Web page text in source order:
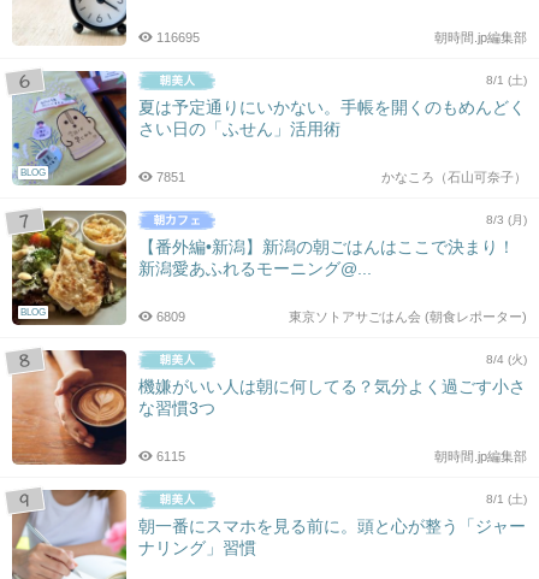
朝時間.jp編集部
116695
BLOG
8/1 (土)
夏は予定通りにいかない。手帳を開くのもめんどく
さい日の「ふせん」活用術
かなころ（石山可奈子）
7851
BLOG
8/3 (月)
【番外編•新潟】新潟の朝ごはんはここで決まり！
新潟愛あふれるモーニング@...
東京ソトアサごはん会 (朝食レポーター)
6809
8/4 (火)
機嫌がいい人は朝に何してる？気分よく過ごす小さ
な習慣3つ
朝時間.jp編集部
6115
8/1 (土)
朝一番にスマホを見る前に。頭と心が整う「ジャー
ナリング」習慣